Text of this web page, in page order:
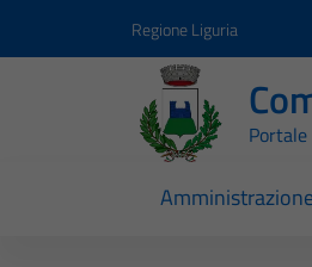
Regione Liguria